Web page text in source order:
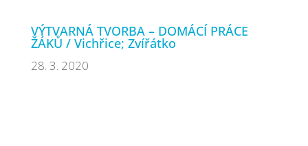
VÝTVARNÁ TVORBA – DOMÁCÍ PRÁCE
ŽÁKŮ / Vichřice; Zvířátko
28. 3. 2020